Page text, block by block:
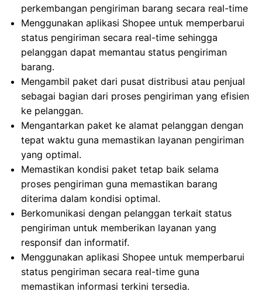
perkembangan pengiriman barang secara real-time
Menggunakan aplikasi Shopee untuk memperbarui
status pengiriman secara real-time sehingga
pelanggan dapat memantau status pengiriman
barang.
Mengambil paket dari pusat distribusi atau penjual
sebagai bagian dari proses pengiriman yang efisien
ke pelanggan.
Mengantarkan paket ke alamat pelanggan dengan
tepat waktu guna memastikan layanan pengiriman
yang optimal.
Memastikan kondisi paket tetap baik selama
proses pengiriman guna memastikan barang
diterima dalam kondisi optimal.
Berkomunikasi dengan pelanggan terkait status
pengiriman untuk memberikan layanan yang
responsif dan informatif.
Menggunakan aplikasi Shopee untuk memperbarui
status pengiriman secara real-time guna
memastikan informasi terkini tersedia.